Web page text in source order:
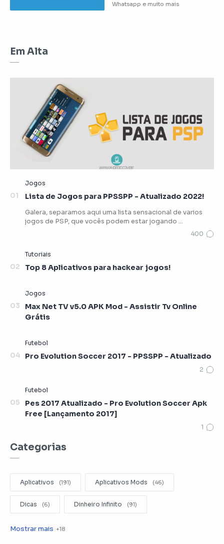
Em Alta
Lista de Jogos para PPSSPP - Atualizado 2022!
Galera, separamos aqui uma lista sensacional de varios
jogos de PSP, que vocês podem estar jogando …
Top 8 Aplicativos para hackear jogos!
Max Net TV v5.0 APK Mod - Assistir Tv Online
Grátis
Pro Evolution Soccer 2017 - PPSSPP - Atualizado
Pes 2017 Atualizado - Pro Evolution Soccer Apk
Free [Lançamento 2017]
Categorias
Aplicativos Aplicativos Mods
Dicas Dinheiro Infinito
Editar Videos